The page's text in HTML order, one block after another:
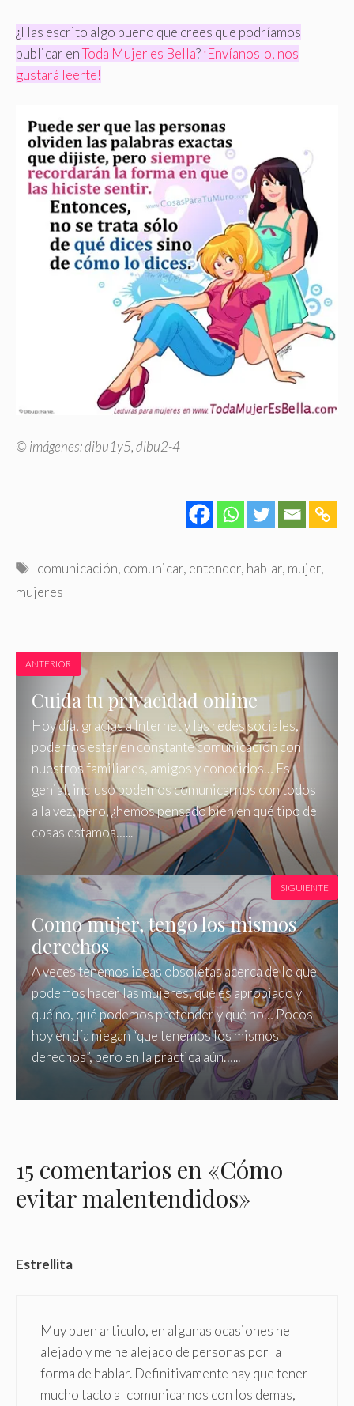
¿Has escrito algo bueno que crees que podríamos
publicar enToda Mujer es Bella?¡Envíanoslo, nos
gustará leerte!
© imágenes:dibu1y5,dibu2-4
Etiquetas
comunicación, comunicar, entender, hablar, mujer,
mujeres
ANTERIOR
Cuida tu privacidad online
Hoy día, gracias a Internet y las redes sociales,
podemos estar en constante comunicación con
nuestros familiares, amigos y conocidos… Es
genial, incluso podemos comunicarnos con todos
a la vez, pero, ¿hemos pensado bien en qué tipo de
cosas estamos…...
Como mujer, tengo los mismos
derechos
A veces tenemos ideas obsoletas acerca de lo que
podemos hacer las mujeres, qué es apropiado y
qué no, qué podemos pretender y qué no… Pocos
hoy en día niegan “que tenemos los mismos
derechos”, pero en la práctica aún…...
SIGUIENTE
15 comentarios en «Cómo
evitar malentendidos»
Estrellita
Muy buen articulo, en algunas ocasiones he
alejado y me he alejado de personas por la
forma de hablar. Definitivamente hay que tener
mucho tacto al comunicarnos con los demas,